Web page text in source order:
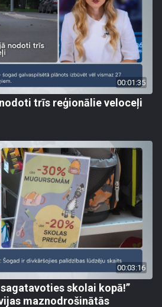
00:01:35
trīs reģionālie veloceļi
00:03:16
skolai kopā!”
maznodrošinātās